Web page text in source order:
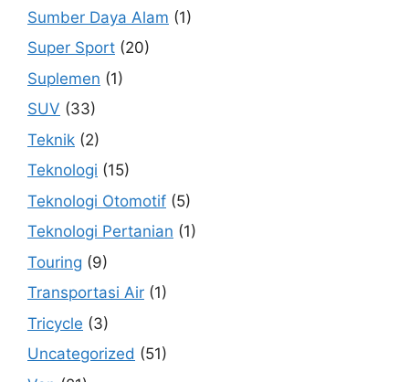
Sumber Daya Alam (1)
Super Sport (20)
Suplemen (1)
SUV (33)
Teknik (2)
Teknologi (15)
Teknologi Otomotif (5)
Teknologi Pertanian (1)
Touring (9)
Transportasi Air (1)
Tricycle (3)
Uncategorized (51)